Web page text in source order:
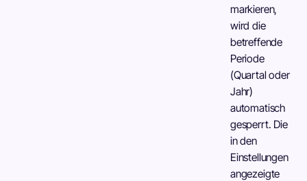
markieren,
wird die
betreffende
Periode
(Quartal oder
Jahr)
automatisch
gesperrt. Die
in den
Einstellungen
angezeigte